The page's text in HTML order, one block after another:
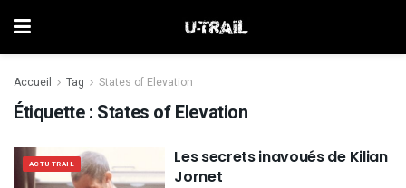
Accueil Tag States of Elevation
Étiquette : States of Elevation
ACTU TRAIL
Les secrets inavoués de Kilian
Jornet